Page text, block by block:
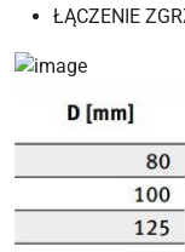
ŁĄCZENIE